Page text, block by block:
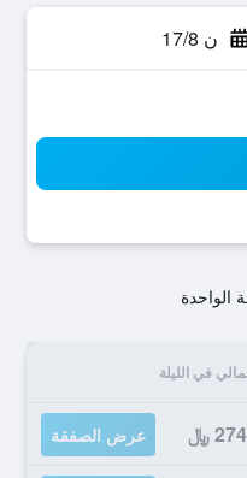
ن 17/8
الواحدة
في الليلة
274 ﷼ عرض الصفقة